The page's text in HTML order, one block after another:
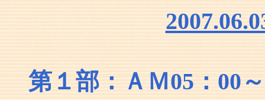
第１部：ＡＭ05：00